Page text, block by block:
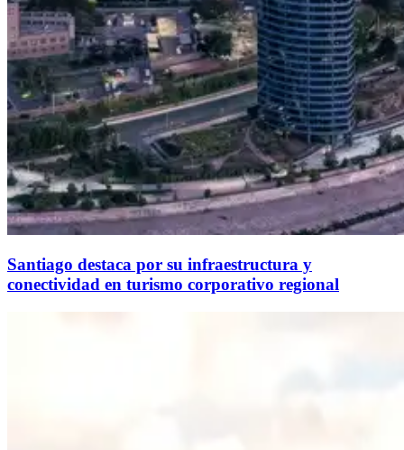
Santiago destaca por su infraestructura y
conectividad en turismo corporativo regional